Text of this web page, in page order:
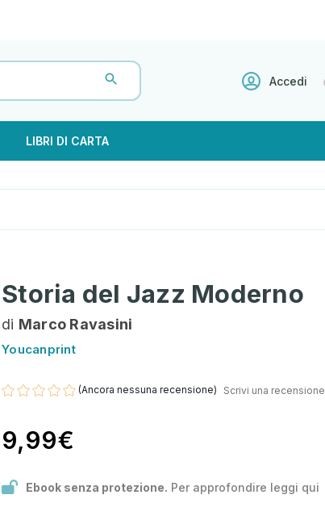
Accedi
LIBRI DI CARTA
Storia del Jazz Moderno
di Marco Ravasini
Youcanprint
(Ancora nessuna recensione) Scrivi una recensione
9,99€
Ebook senza protezione. Per approfondire leggi qui